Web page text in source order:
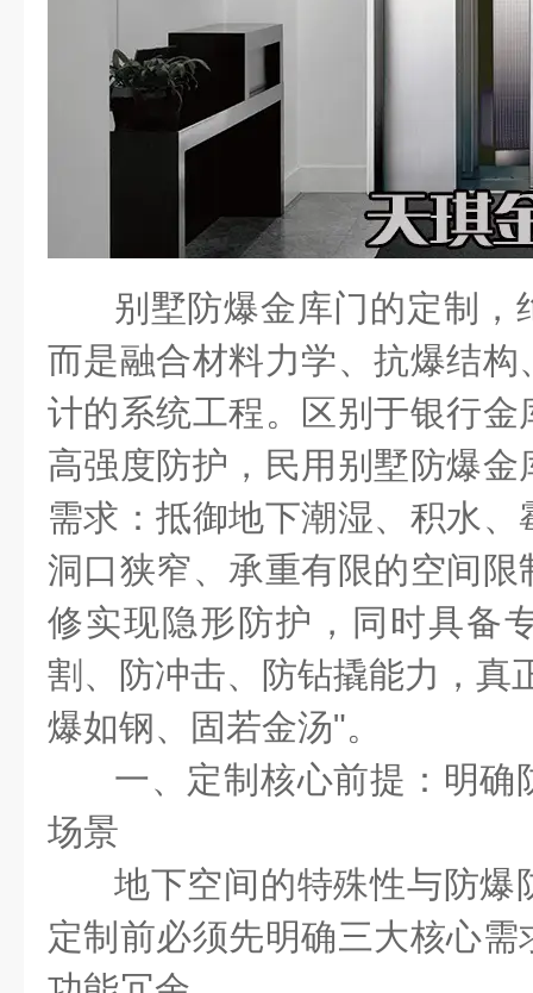
别墅防爆金库门的定制，
而是融合材料力学、抗爆结
计的系统工程。区别于银行
高强度防护，民用别墅防爆
需求：抵御地下潮湿、积水
洞口狭窄、承重有限的空间
修实现隐形防护，同时具备
割、防冲击、防钻撬能力，真
爆如钢、固若金汤"。
一、定制核心前提：明确
场景
地下空间的特殊性与防爆
定制前必须先明确三大核心